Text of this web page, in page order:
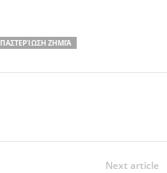
ΠΑΣΤΕΡΊΩΣΗ ΖΗΜΙΆ
Next article